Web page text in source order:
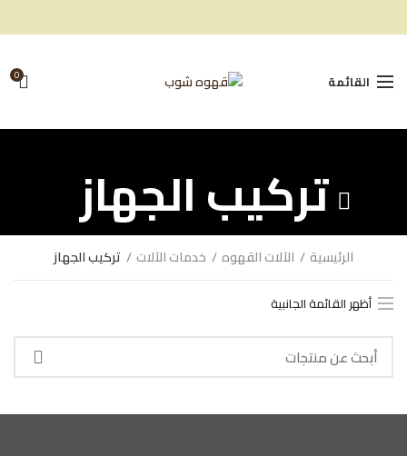
القائمة 0
تركيب الجهاز
الرئيسية الآلات القهوه خدمات الآلات تركيب الجهاز
أظهر القائمة الجانبية